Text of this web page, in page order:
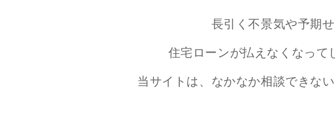
長引く不景気や予期
住宅ローンが払えなくなって
当サイトは、なかなか相談できない